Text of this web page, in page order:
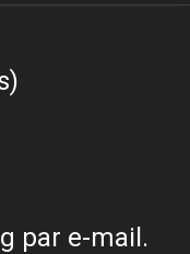
par e-mail.